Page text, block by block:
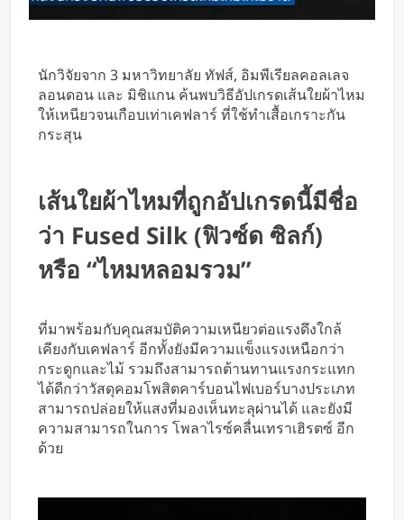
BlaBlaCar เปิดให้บริการในไทย
หารค่าน้ำมันและค่าทางด่วน
นักวิจัยจาก 3 มหาวิทยาลัย ทัฟส์, อิมพีเรียลคอลเลจ
ลอนดอน และ มิชิแกน ค้นพบวิธีอัปเกรดเส้นใยผ้าไหม
ให้เหนียวจนเกือบเท่าเคฟลาร์ ที่ใช้ทำเสื้อเกราะกัน
กระสุน
เส้นใยผ้าไหมที่ถูกอัปเกรดนี้มีชื่อ
ว่า Fused Silk (ฟิวซ์ด ซิลก์)
หรือ “ไหมหลอมรวม”
ที่มาพร้อมกับคุณสมบัติความเหนียวต่อแรงดึงใกล้
เคียงกับเคฟลาร์ อีกทั้งยังมีความแข็งแรงเหนือกว่า
กระดูกและไม้ รวมถึงสามารถต้านทานแรงกระแทก
ได้ดีกว่าวัสดุคอมโพสิตคาร์บอนไฟเบอร์บางประเภท
สามารถปล่อยให้แสงที่มองเห็นทะลุผ่านได้ และยังมี
ความสามารถในการ โพลาไรซ์คลื่นเทราเฮิรตซ์ อีก
ด้วย